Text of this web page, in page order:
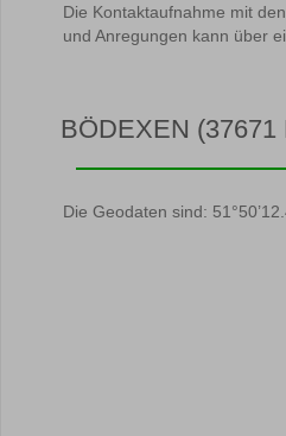
Die Kontaktaufnahme mit
und Anregungen kann über
BÖDEXEN (37671
Die Geodaten sind: